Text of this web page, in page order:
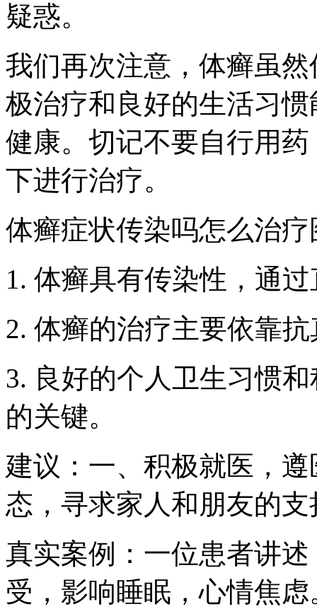
疑惑。
我们再次注意，体癣虽
极治疗和良好的生活习
健康。切记不要自行用
下进行治疗。
体癣症状传染吗怎么治
1. 体癣具有传染性，通
2. 体癣的治疗主要依靠
3. 良好的个人卫生习惯
的关键。
建议：一、积极就医，
态，寻求家人和朋友的支
真实案例：一位患者讲
受，影响睡眠，心情焦